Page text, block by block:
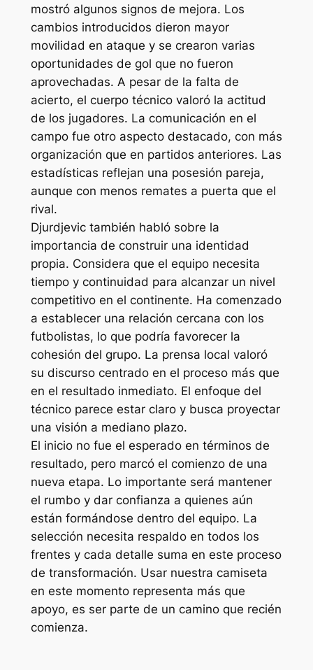
mostró algunos signos de mejora. Los
cambios introducidos dieron mayor
movilidad en ataque y se crearon varias
oportunidades de gol que no fueron
aprovechadas. A pesar de la falta de
acierto, el cuerpo técnico valoró la actitud
de los jugadores. La comunicación en el
campo fue otro aspecto destacado, con más
organización que en partidos anteriores. Las
estadísticas reflejan una posesión pareja,
aunque con menos remates a puerta que el
rival.
Djurdjevic también habló sobre la
importancia de construir una identidad
propia. Considera que el equipo necesita
tiempo y continuidad para alcanzar un nivel
competitivo en el continente. Ha comenzado
a establecer una relación cercana con los
futbolistas, lo que podría favorecer la
cohesión del grupo. La prensa local valoró
su discurso centrado en el proceso más que
en el resultado inmediato. El enfoque del
técnico parece estar claro y busca proyectar
una visión a mediano plazo.
El inicio no fue el esperado en términos de
resultado, pero marcó el comienzo de una
nueva etapa. Lo importante será mantener
el rumbo y dar confianza a quienes aún
están formándose dentro del equipo. La
selección necesita respaldo en todos los
frentes y cada detalle suma en este proceso
de transformación. Usar nuestra camiseta
en este momento representa más que
apoyo, es ser parte de un camino que recién
comienza.